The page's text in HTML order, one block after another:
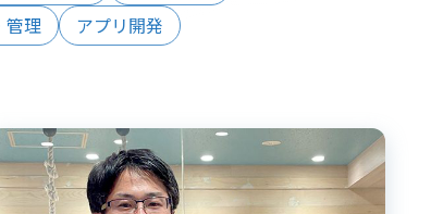
管理 アプリ開発